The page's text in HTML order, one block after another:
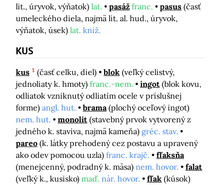
lit., úryvok, výňatok) lat. pasáž franc. pasus (časť
umeleckého diela, najmä lit. al. hud., úryvok,
výňatok, úsek) lat. kniž.
KUS
kus 1 (časť celku, diel) blok (veľký celistvý,
jednoliaty k. hmoty) franc.-nem. ingot (blok kovu,
odliatok vzniknutý odliatím ocele v príslušnej
forme) angl. hut. brama (plochý oceľový ingot)
nem. hut.
monolit (stavebný prvok vytvorený z
jedného k. staviva, najmä kameňa) gréc. stav.
pareo (k. látky prehodený cez postavu a upravený
ako odev pomocou uzla) franc. krajč.
fľaksňa
(menejcenný, podradný k. mäsa) nem. hovor.
falat
(veľký k., kusisko) maď. nár. hovor. fľak (kúsok)